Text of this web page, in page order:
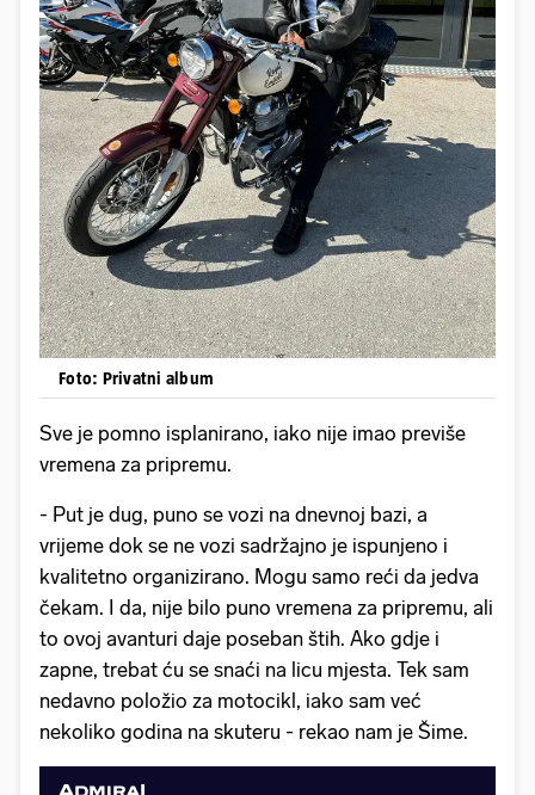
Foto: Privatni album
Sve je pomno isplanirano, iako nije imao previše
vremena za pripremu.
- Put je dug, puno se vozi na dnevnoj bazi, a
vrijeme dok se ne vozi sadržajno je ispunjeno i
kvalitetno organizirano. Mogu samo reći da jedva
čekam. I da, nije bilo puno vremena za pripremu, ali
to ovoj avanturi daje poseban štih. Ako gdje i
zapne, trebat ću se snaći na licu mjesta. Tek sam
nedavno položio za motocikl, iako sam već
nekoliko godina na skuteru - rekao nam je Šime.